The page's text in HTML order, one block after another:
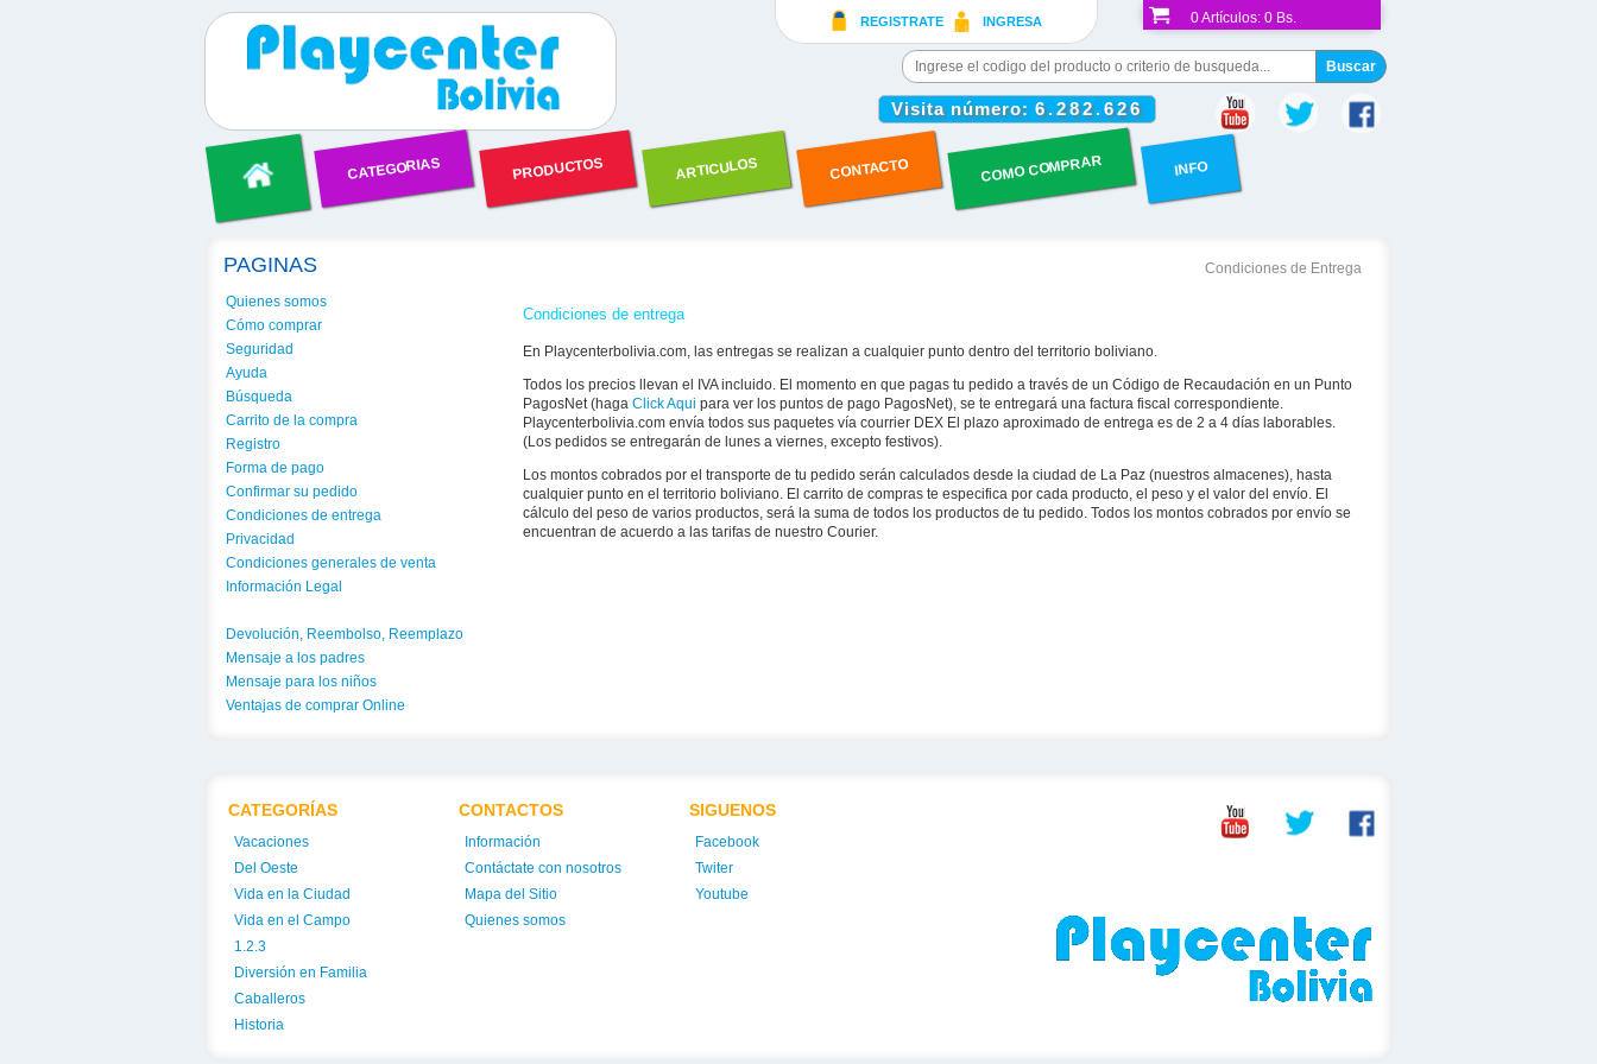
REGISTRATE INGRESA 0Artículos: 0 Bs.
CATEGORIAS PRODUCTOS ARTICULOS CONTACTO COMO COMPRAR INFO
Visita número: 6.282.626
PAGINAS
Quienes somos
Cómo comprar
Seguridad
Ayuda
Búsqueda
Carrito de la compra
Registro
Forma de pago
Confirmar su pedido
Condiciones de entrega
Privacidad
Condiciones generales de venta
Información Legal
Devolución, Reembolso, Reemplazo
Mensaje a los padres
Mensaje para los niños
Ventajas de comprar Online
Condiciones de Entrega
Condiciones de entrega
En Playcenterbolivia.com, las entregas se realizan a cualquier punto dentro del territorio boliviano.
Todos los precios llevan el IVA incluido. El momento en que pagas tu pedido a través de un Código de Recaudación en un Punto
PagosNet (haga Click Aqui para ver los puntos de pago PagosNet), se te entregará una factura fiscal correspondiente.
Playcenterbolivia.com envía todos sus paquetes vía courrier DEX El plazo aproximado de entrega es de 2 a 4 días laborables.
(Los pedidos se entregarán de lunes a viernes, excepto festivos).
Los montos cobrados por el transporte de tu pedido serán calculados desde la ciudad de La Paz (nuestros almacenes), hasta
cualquier punto en el territorio boliviano. El carrito de compras te especifica por cada producto, el peso y el valor del envío. El
cálculo del peso de varios productos, será la suma de todos los productos de tu pedido. Todos los montos cobrados por envío se
encuentran de acuerdo a las tarifas de nuestro Courier.
CATEGORÍAS
Vacaciones
Del Oeste
Vida en la Ciudad
Vida en el Campo
1.2.3
Diversión en Familia
Caballeros
Historia
CONTACTOS
Información
Contáctate con nosotros
Mapa del Sitio
Quienes somos
SIGUENOS
Facebook
Twiter
Youtube